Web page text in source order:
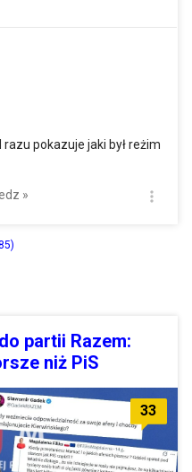
pokazuje jaki był reżim
»
partii Razem:
niż PiS
33